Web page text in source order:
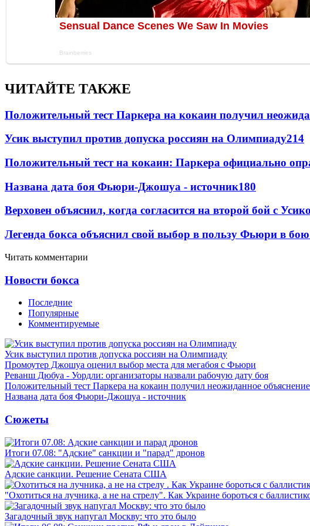
ЧИТАЙТЕ ТАКЖЕ
Положительный тест Паркера на кокаин получил
Усик выступил против допуска россиян на Олимпиаду214
Положительный тест на кокаин: Паркера официально
Названа дата боя Фьюри-Джошуа - источник180
Верховен объяснил, когда согласится на второй бой с
Легенда бокса объяснил свой выбор в пользу Фьюри в
Читать комментарии
Новости бокса
Последние
Популярные
Комментируемые
Усик выступил против допуска россиян на Олимпиаду
Промоутер Джошуа оценил выбор места для мегабоя с Фьюри
Реванш Дюбуа - Уордли: организаторы назвали рабочую дату боя
Положительный тест Паркера на кокаин получил неожиданное объяснение
Названа дата боя Фьюри-Джошуа - источник
Сюжеты
Итоги 07.08: "Адские" санкции и "парад" дронов
Адские санкции. Решение Сената США
"Охотиться на лучника, а не на стрелу". Как Украине бороться с
Загадочный звук напугал Москву: что это было